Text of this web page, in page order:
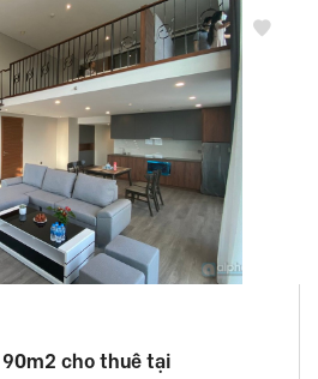
, Tây Hồ Quận
, Từ Liêm Quận
Bay, Từ Liêm Quận
, Ba Đình Quận
Chi Thanh, Đống Đa Quận
, Từ Liêm Quận
, Long Biên Quận
Harmony, Long Biên Quận
Point
, Tây Hồ Quận
cho thuê tại